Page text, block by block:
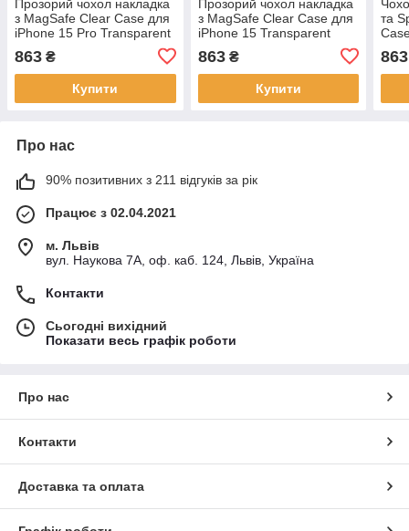
Прозорий чохол накладка
з MagSafe Clear Case для
iPhone 15 Pro Transparent
863 ₴
Купити
Прозорий чохол накладка
з MagSafe Clear Case для
iPhone 15 Transparent
863₴
Купити
та
863
Про нас
90% позитивних з 211 відгуків за рік
Працює з 02.04.2021
м. Львів
вул. Наукова 7А, оф. каб. 124, Львів, Україна
Контакти
Сьогодні вихідний
Показати весь графік роботи
Про нас
Контакти
Доставка та оплата